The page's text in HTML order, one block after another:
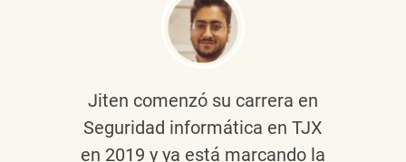
Jiten comenzó su carrera en
Seguridad informática en TJX
en 2019 y ya está marcando la